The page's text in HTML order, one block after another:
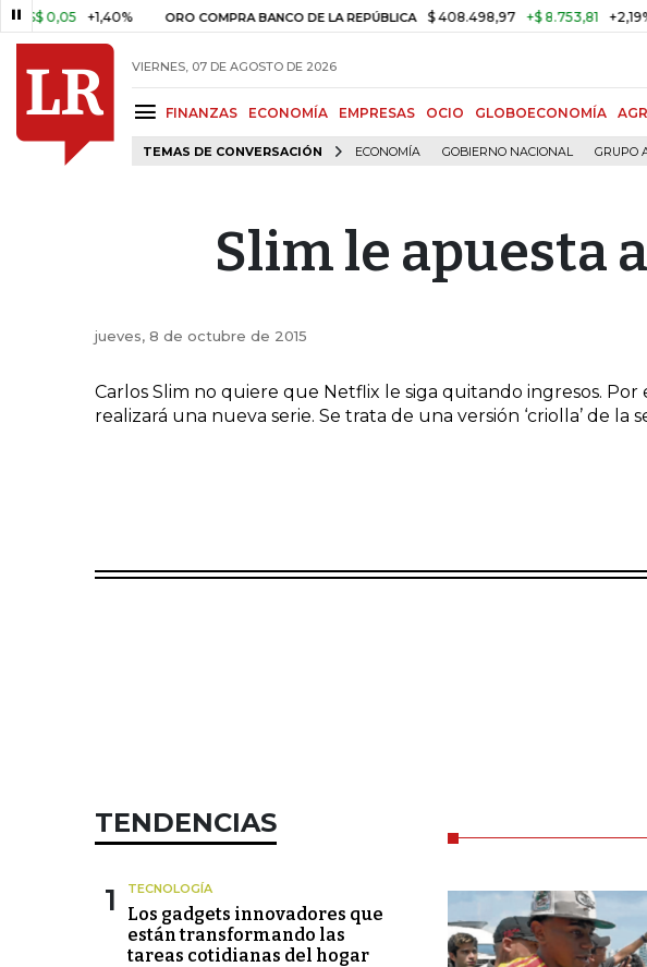
0,05 +1,40% ORO COMPRA BANCO DE LA REPÚBLICA $ 408.498,97 +$ 8.753,81 +2,19%
VIERNES, 07 DE AGOSTO DE 2026
FINANZAS ECONOMÍA EMPRESAS OCIO GLOBOECONOMÍA
TEMAS DE CONVERSACIÓN ECONOMÍA GOBIERNO NACIONAL GRUPO
Slim le apuesta
jueves, 8 de octubre de 2015
Carlos Slim no quiere que Netflix le siga quitando ingresos. Por
realizará una nueva serie. Se trata de una versión ‘criolla’ de la
TENDENCIAS
1 TECNOLOGÍA
Los gadgets innovadores que
están transformando las
tareas cotidianas del hogar